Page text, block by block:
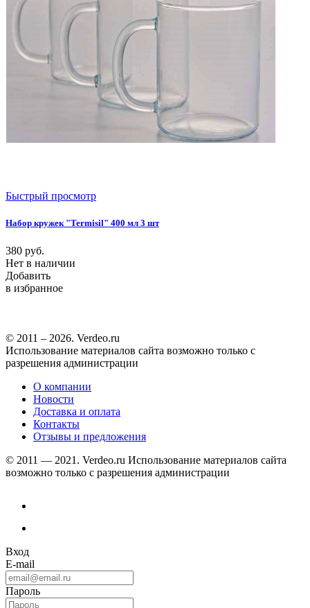
Быстрый просмотр
Набор кружек "Termisil" 400 мл 3 шт
380 руб.
Нет в наличии
Добавить
в избранное
© 2011 – 2026. Verdeo.ru
Использование материалов сайта возможно только с
разрешения администрации
О компании
Новости
Доставка и оплата
Контакты
Отзывы и предложения
© 2011 — 2021. Verdeo.ru Использование материалов сайта
возможно только с разрешения администрации
Вход
E-mail
Пароль